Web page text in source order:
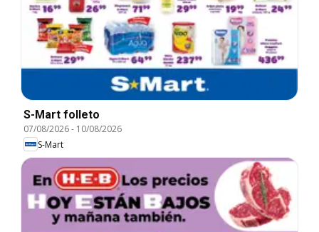
S-Mart folleto
07/08/2026- 10/08/2026
S-Mart